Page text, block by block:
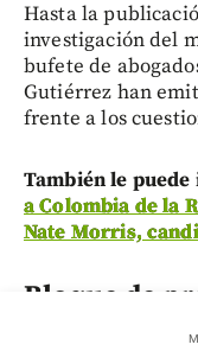
Hasta la
investigación del
bufete de
Gutiérrez han
frente a los
También le
a Colombia de la
Nate Morris,
Bloque de